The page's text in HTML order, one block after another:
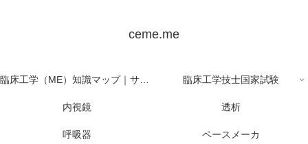
ceme.me
臨床工学（ME）知識マップ｜サイト全体の目次 臨床工学技士国家試験
内視鏡 透析
呼吸器 ペースメーカ